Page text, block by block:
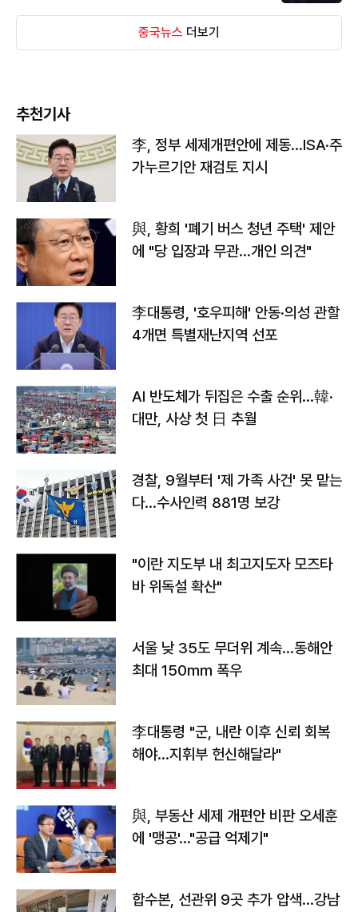
중국뉴스 더보기
추천기사
李, 정부 세제개편안에 제동…ISA·주
가누르기안 재검토 지시
與, 황희 '폐기 버스 청년 주택' 제안
에 "당 입장과 무관…개인 의견"
李대통령, '호우피해' 안동·의성 관할
4개면 특별재난지역 선포
AI 반도체가 뒤집은 수출 순위…韓·
대만, 사상 첫 日 추월
경찰, 9월부터 '제 가족 사건' 못 맡는
다…수사인력 881명 보강
"이란 지도부 내 최고지도자 모즈타
바 위독설 확산"
서울 낮 35도 무더위 계속…동해안
최대 150㎜ 폭우
李대통령 "군, 내란 이후 신뢰 회복
해야…지휘부 헌신해달라"
與, 부동산 세제 개편안 비판 오세훈
에 '맹공'…"공급 억제기"
합수본, 선관위 9곳 추가 압색…강남